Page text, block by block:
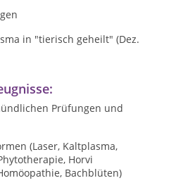
in "tierisch geheilt" (Dez.
Prüfungen und
(Laser, Kaltplasma,
Horvi
Bachblüten)